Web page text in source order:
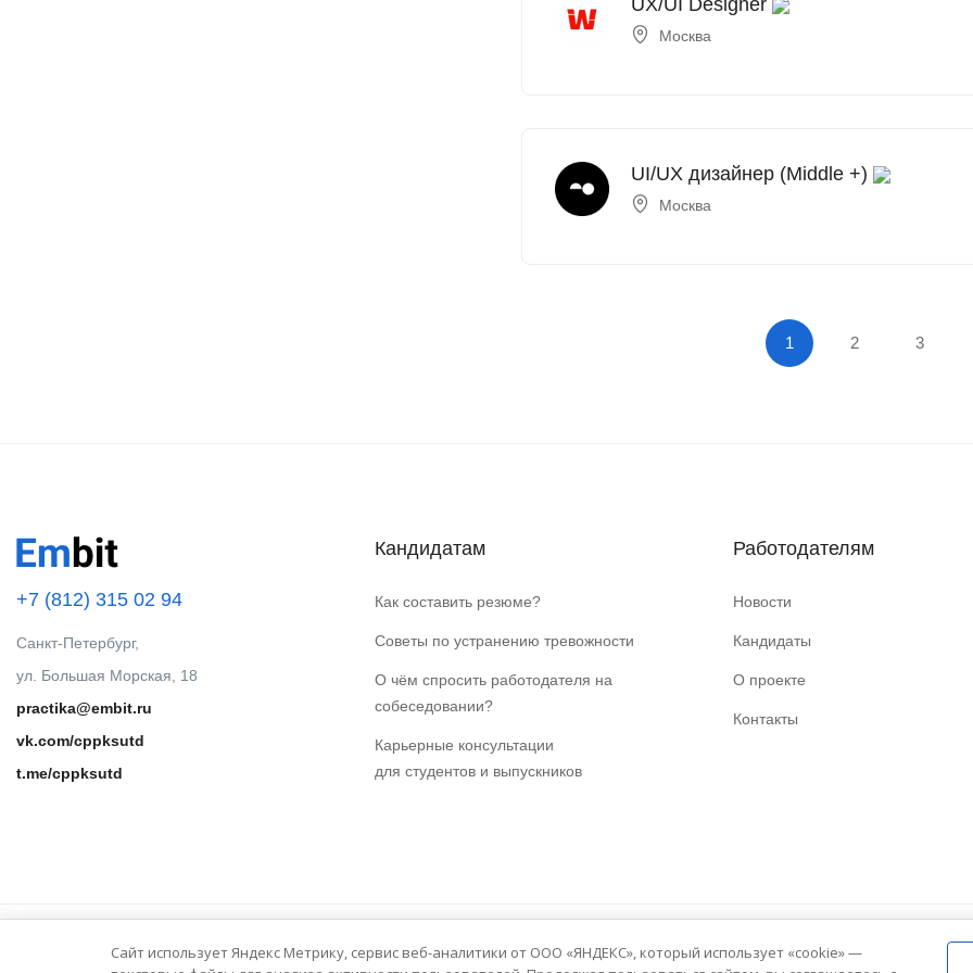
UX/UI Designer
Москва
UI/UX дизайнер (Middle +)
Москва
1 2 3
+7 (812) 315 02 94
Санкт-Петербург,
ул. Большая Морская, 18
practika@embit.ru
vk.com/cppksutd
t.me/cppksutd
Кандидатам
Как составить резюме?
Советы по устранению тревожности
О чём спросить работодателя на
собеседовании?
Карьерные консультации
для студентов и выпускников
Работодателям
Новости
Кандидаты
О проекте
Контакты
© 2025 Embit. Все права защищены.
Сайт использует Яндекс Метрику, сервис веб-аналитики от ООО «ЯНДЕКС», который использует «cookie» —